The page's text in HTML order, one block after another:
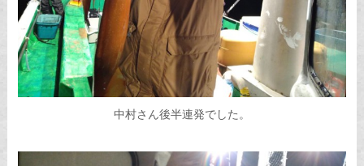
中村さん後半連発でした。